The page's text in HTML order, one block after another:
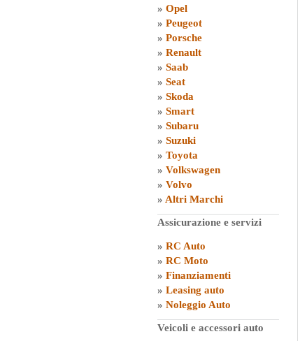
» Opel
» Peugeot
» Porsche
» Renault
» Saab
» Seat
» Skoda
» Smart
» Subaru
» Suzuki
» Toyota
» Volkswagen
» Volvo
» Altri Marchi
Assicurazione e servizi
» RC Auto
» RC Moto
» Finanziamenti
» Leasing auto
» Noleggio Auto
Veicoli e accessori auto